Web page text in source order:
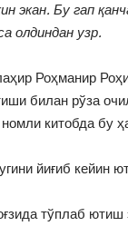
экан. Бу гап
олдиндан узр.
Роҳманир
билан рўза
китобда бу
йиғиб кейин
тўплаб ютиш